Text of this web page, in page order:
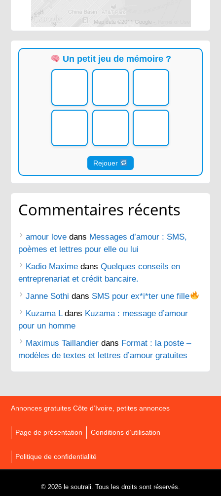
Un petit jeu de mémoire ?
Rejouer
Commentaires récents
amour love dans Messages d’amour : SMS,
poèmes et lettres pour elle ou lui
Kadio Maxime dansQuelques conseils en
entreprenariat et crédit bancaire.
Janne Sothi dans SMS pour ex*i*ter une fille
Kuzama Ldans Kuzama : message d’amour
pour un homme
Maximus Taillandier dans Format : la poste –
modèles de textes et lettres d’amour gratuites
Annonces gratuites Côte d’Ivoire, petites annonces
Page de présentation Conditions d’utilisation
Politique de confidentialité
© 2026 le soutrali. Tous les droits sont réservés.